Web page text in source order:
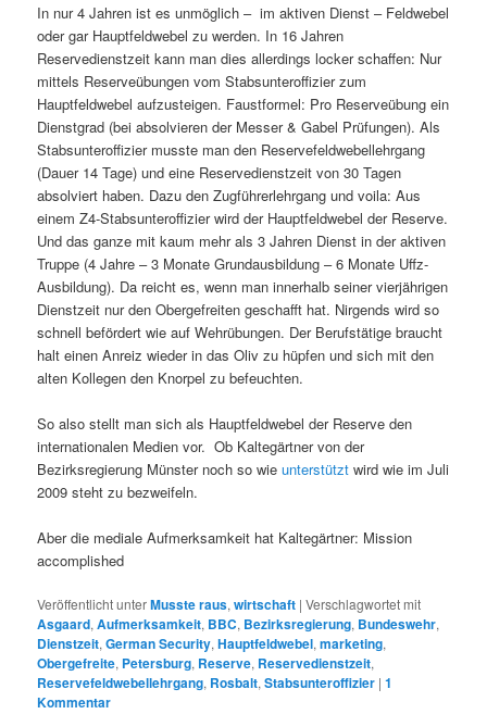
In nur 4 Jahren ist es unmöglich – im aktiven Dienst – Feldwebel
oder gar Hauptfeldwebel zu werden. In 16 Jahren
Reservedienstzeit kann man dies allerdings locker schaffen: Nur
mittels Reserveübungen vom Stabsunteroffizier zum
Hauptfeldwebel aufzusteigen. Faustformel: Pro Reserveübung ein
Dienstgrad (bei absolvieren der Messer & Gabel Prüfungen). Als
Stabsunteroffizier musste man den Reservefeldwebellehrgang
(Dauer 14 Tage) und eine Reservedienstzeit von 30 Tagen
absolviert haben. Dazu den Zugführerlehrgang und voila: Aus
einem Z4-Stabsunteroffizier wird der Hauptfeldwebel der Reserve.
Und das ganze mit kaum mehr als 3 Jahren Dienst in der aktiven
Truppe (4 Jahre – 3 Monate Grundausbildung – 6 Monate Uffz-
Ausbildung). Da reicht es, wenn man innerhalb seiner vierjährigen
Dienstzeit nur den Obergefreiten geschafft hat. Nirgends wird so
schnell befördert wie auf Wehrübungen. Der Berufstätige braucht
halt einen Anreiz wieder in das Oliv zu hüpfen und sich mit den
alten Kollegen den Knorpel zu befeuchten.
So also stellt man sich als Hauptfeldwebel der Reserve den
internationalen Medien vor. Ob Kaltegärtner von der
Bezirksregierung Münster noch so wieunterstütztwird wie im Juli
2009 steht zu bezweifeln.
Aber die mediale Aufmerksamkeit hat Kaltegärtner: Mission
accomplished
Veröffentlicht unterMusste raus,wirtschaft |Verschlagwortet mit
Asgaard,Aufmerksamkeit, BBC, Bezirksregierung, Bundeswehr,
Dienstzeit,German Security,Hauptfeldwebel,marketing,
Obergefreite, Petersburg, Reserve, Reservedienstzeit,
Reservefeldwebellehrgang, Rosbalt,Stabsunteroffizier |1
Kommentar